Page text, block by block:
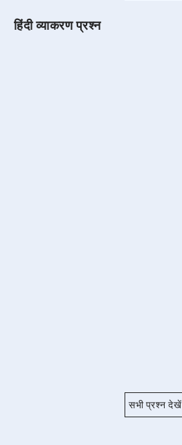
हिंदी व्याकरण प्रश्न
सभी प्रश्न देखें